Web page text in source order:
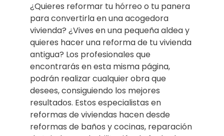
¿Quieres reformar tu hórreo o tu panera
para convertirla en una acogedora
vivienda? ¿Vives en una pequeña aldea y
quieres hacer una reforma de tu vivienda
antigua? Los profesionales que
encontrarás en esta misma página,
podrán realizar cualquier obra que
desees, consiguiendo los mejores
resultados. Estos especialistas en
reformas de viviendas hacen desde
reformas de baños y cocinas, reparación